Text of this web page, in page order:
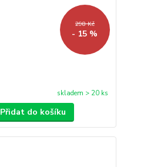
298 Kč
- 15 %
skladem > 20 ks
Přidat do košíku